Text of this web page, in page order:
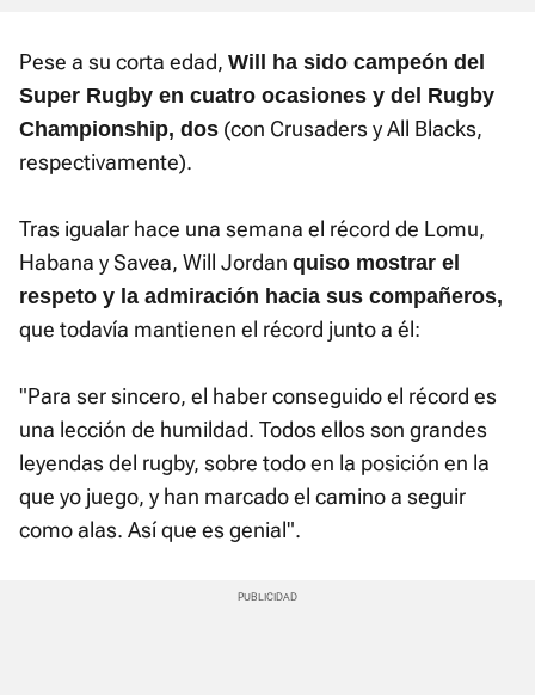
Pese a su corta edad, Will ha sido campeón del
Super Rugby en cuatro ocasiones y del Rugby
Championship, dos (con Crusaders y All Blacks,
respectivamente).
Tras igualar hace una semana el récord de Lomu,
Habana y Savea, Will Jordan quiso mostrar el
respeto y la admiración hacia sus compañeros,
que todavía mantienen el récord junto a él:
"Para ser sincero, el haber conseguido el récord es
una lección de humildad. Todos ellos son grandes
leyendas del rugby, sobre todo en la posición en la
que yo juego, y han marcado el camino a seguir
como alas. Así que es genial".